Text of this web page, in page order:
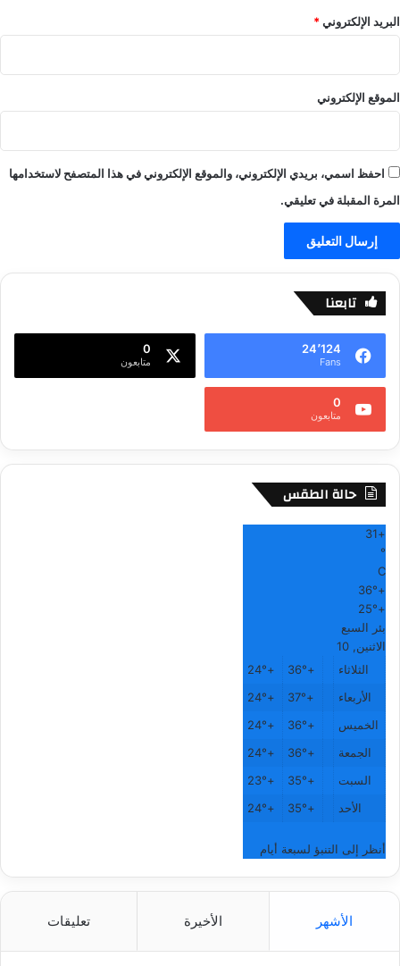
ة
البريد الإلكتروني*
الموقع الإلكتروني
احفظ اسمي، بريدي الإلكتروني، والموقع الإلكتروني في هذا المتصفح لاستخدامها
المرة المقبلة في تعليقي.
تابعنا
24٬124
Fans
0
متابعون
0
متابعون
حالة الطقس
+
31
°
C
+
36°
+
25°
بئر السبع
الاثنين, 10
الثلاثاء
+
36°
+
24°
الأربعاء
+
37°
+
24°
الخميس
+
36°
+
24°
الجمعة
+
36°
+
24°
السبت
+
35°
+
23°
الأحد
+
35°
+
24°
أنظر إلى التنبؤ لسبعة أيام
الأشهر الأخيرة تعليقات